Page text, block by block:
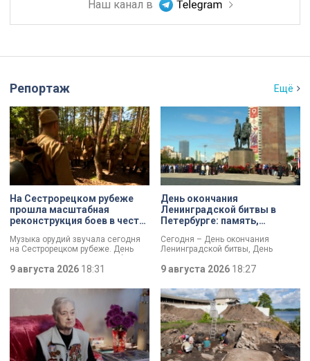
Наш канал в
Репортаж Ещё
На Сестрорецком рубеже
прошла масштабная
реконструкция боев в честь
Ленинградской битвы
Музыка орудий звучала сегодня
на Сестрорецком рубеже. День
окончания Ленинградской битвы
вспоминали и через
реконструкции. Масштабное
сражение стало предвестником
будущей Победы.
9 августа 2026 18:31
День окончания
Ленинградской битвы в
Петербурге: память,
созданию нового
мемориала
Сегодня – День окончания
Ленинградской битвы, День
обращении губернатор Александр
Беглов и председатель
Законодательного собрания
Александр Бельский отметили:
Ленинград был в центре самого
длительного сражения Великой
Отечественной войны. Победа
имела огромное стратегическое
значение – угроза городу с севера
была ликвидирована.
9 августа 2026 18:27